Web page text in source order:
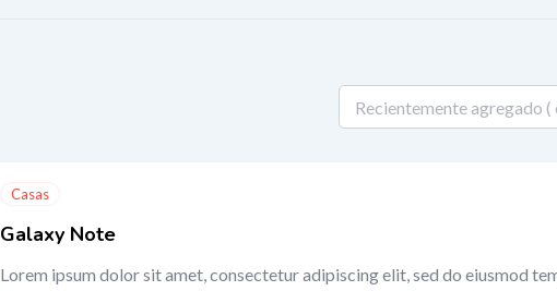
Casas
Galaxy Note
Lorem ipsum dolor sit amet, consectetur adipiscing elit, sed do eiusmod